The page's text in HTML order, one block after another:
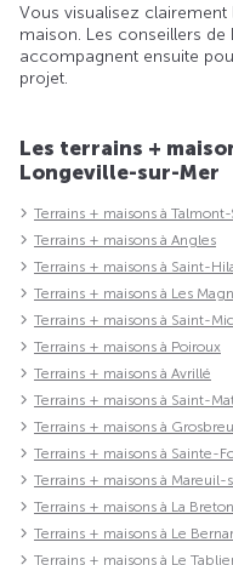
Vous visualisez clairement
maison. Les conseillers de
accompagnent ensuite
projet.
Les terrains +
Longeville-sur-Mer
Terrains + maisons à
Terrains + maisons à Angles
Terrains + maisons à Saint-
Terrains + maisons à Les
Terrains + maisons à Saint-
Terrains + maisons à Poiroux
Terrains + maisons à Avrillé
Terrains + maisons à Saint-
Terrains + maisons à
Terrains + maisons à Sainte-
Terrains + maisons à Mareuil-
Terrains + maisons à La
Terrains + maisons à Le
Terrains + maisons à Le